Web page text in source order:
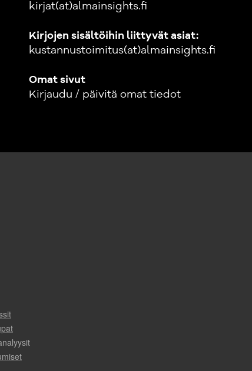
kirjat(at)almainsights.fi
Kirjojen sisältöihin liittyvät asiat:
kustannustoimitus(at)almainsights.fi
Omat sivut
Kirjaudu / päivitä omat tiedot